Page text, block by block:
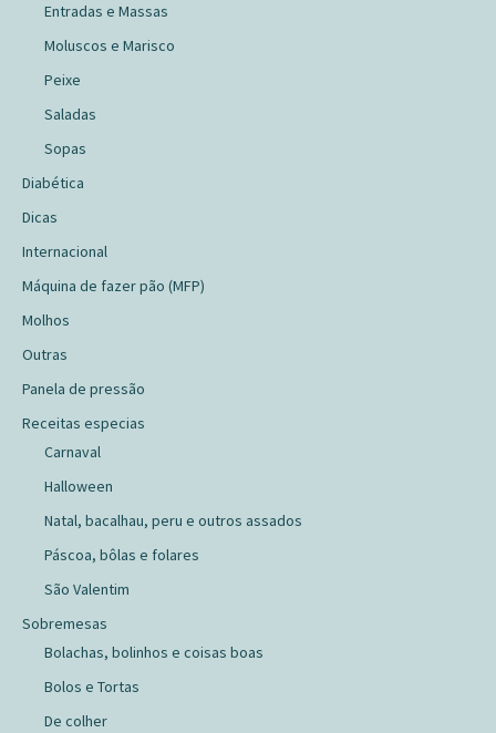
Entradas e Massas
Moluscos e Marisco
Peixe
Saladas
Sopas
Diabética
Dicas
Internacional
Máquina de fazer pão (MFP)
Molhos
Outras
Panela de pressão
Receitas especias
Carnaval
Halloween
Natal, bacalhau, peru e outros assados
Páscoa, bôlas e folares
São Valentim
Sobremesas
Bolachas, bolinhos e coisas boas
Bolos e Tortas
De colher